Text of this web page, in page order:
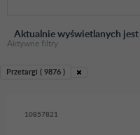
Aktualnie wyświetlanych jest
Aktywne filtry
Przetargi ( 9876 )
10857821